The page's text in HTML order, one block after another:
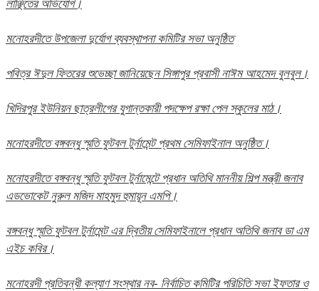
লাঞ্ছিতের অভিযোগ।
মনোহরদীতে উপজেলা দুর্যোগ ব্যবস্থাপনা কমিটির সভা অনুষ্ঠিত
পবিত্র ঈদুল ফিতরের শুভেচ্ছা জানিয়েছেন সিঙ্গাপুর প্রবাসী নাঈম আহমেদ বুলবুল।
খিদিরপুর ইউনিয়ন ছাত্রলীগের যুগান্তকারী পদক্ষেপ রক্ষা পেল স্কুলের মাঠ।
মনোহরদীতে বঙ্গবন্ধু স্মৃতি ফুটবল টুর্নামেন্ট প্রথম সেমিফাইনাল অনুষ্ঠিত।
মনোহরদীতে বঙ্গবন্ধু স্মৃতি ফুটবল টুর্নামেন্টে প্রধান অতিথি মাননীয় শিল্প মন্ত্রী জনাব
এডভোকেট নুরুল মজিদ মাহমুদ হুমায়ূন এমপি।
বঙ্গবন্ধু স্মৃতি ফুটবল টুর্নামেন্ট এর দ্বিতীয় সেমিফাইনালে প্রধান অতিথি জনাব ডা এম
এইচ কবির।
মনোহরদী প্রতিবন্ধী কল্যাণ সংস্থার নব- নির্বাচিত কমিটির পরিচিতি সভা ইফতার ও